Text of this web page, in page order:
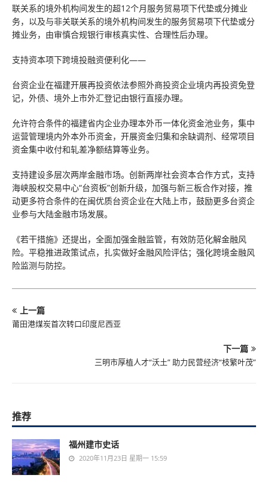
联关系的境外机构间发生的超12个月服务贸易项下代垫或分摊业
务，以及与非关联关系的境外机构间发生的服务贸易项下代垫或分
摊业务，由审慎合规银行审核真实性、合理性后办理。
支持资本项下跨境投融资便利化——
台资企业在福建开展再投资依法参照外商投资企业境内再投资免登
记，外债、境外上市外汇登记由银行直接办理。
允许符合条件的福建省内企业办理本外币一体化资金池业务，集中
运营管理境内外本外币资金，开展资金归集和余缺调剂、经常项目
资金集中收付和轧差净额结算等业务。
支持建设多层次两岸金融市场。创新两岸社会资本合作方式，支持
海峡股权交易中心“台资板”创新升级，加强与新三板合作对接，推
动更多符合条件的在闽优质台资企业在大陆上市，鼓励更多台资企
业参与大陆金融市场发展。
《若干措施》还提出，全面加强金融监管，有效防范化解金融风
险。平稳推进政策试点，扎实做好金融风险评估；强化跨境金融风
险监测与防控。
上一篇
莆田港煤炭首次转口印度尼西亚
下一篇
三明市厚植人才“沃土” 助力民营经济“枝繁叶茂”
推荐
福州建市史话
2020年11月23日 星期一 15:59